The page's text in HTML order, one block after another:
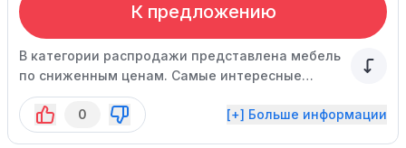
К предложению
В категории распродажи представлена мебель
по сниженным ценам. Самые интересные
предложения публикуются непосредственно на
главной странице сайта.
0 [+] Больше информации